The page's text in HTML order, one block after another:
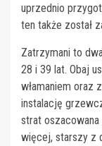
uprzednio
ten także został
Zatrzymani to
28 i 39 lat. Obaj
włamaniem oraz
instalację
strat oszacowana
więcej, starszy z